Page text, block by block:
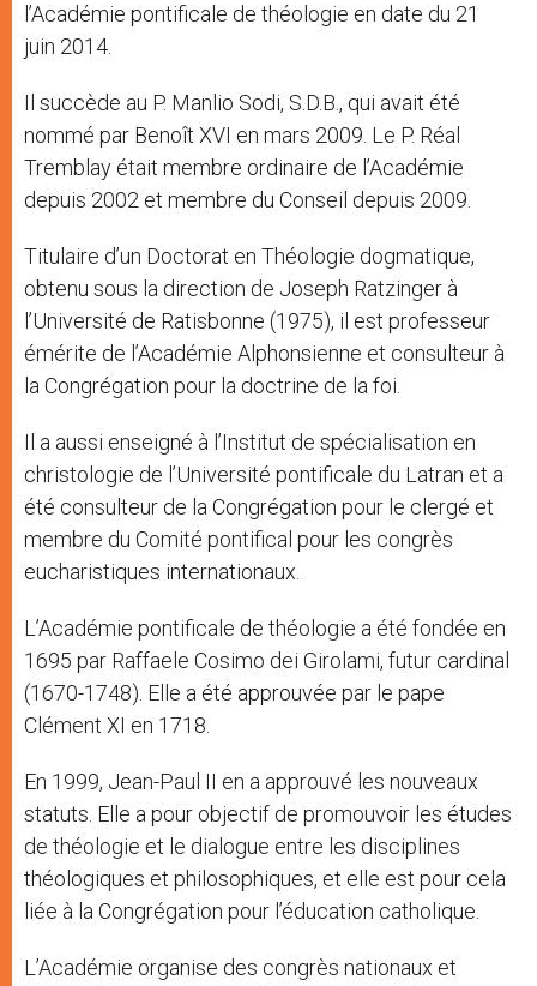
l’Académie pontificale de théologie en date du 21
juin 2014.
Il succède au P. Manlio Sodi, S.D.B., qui avait été
nommé par Benoît XVI en mars 2009. Le P. Réal
Tremblay était membre ordinaire de l’Académie
depuis 2002 et membre du Conseil depuis 2009.
Titulaire d’un Doctorat en Théologie dogmatique,
obtenu sous la direction de Joseph Ratzinger à
l’Université de Ratisbonne (1975), il est professeur
émérite de l’Académie Alphonsienne et consulteur à
la Congrégation pour la doctrine de la foi.
Il a aussi enseigné à l’Institut de spécialisation en
christologie de l’Université pontificale du Latran et a
été consulteur de la Congrégation pour le clergé et
membre du Comité pontifical pour les congrès
eucharistiques internationaux.
L’Académie pontificale de théologie a été fondée en
1695 par Raffaele Cosimo dei Girolami, futur cardinal
(1670-1748). Elle a été approuvée par le pape
Clément XI en 1718.
En 1999, Jean-Paul II en a approuvé les nouveaux
statuts. Elle a pour objectif de promouvoir les études
de théologie et le dialogue entre les disciplines
théologiques et philosophiques, et elle est pour cela
liée à la Congrégation pour l’éducation catholique.
L’Académie organise des congrès nationaux et